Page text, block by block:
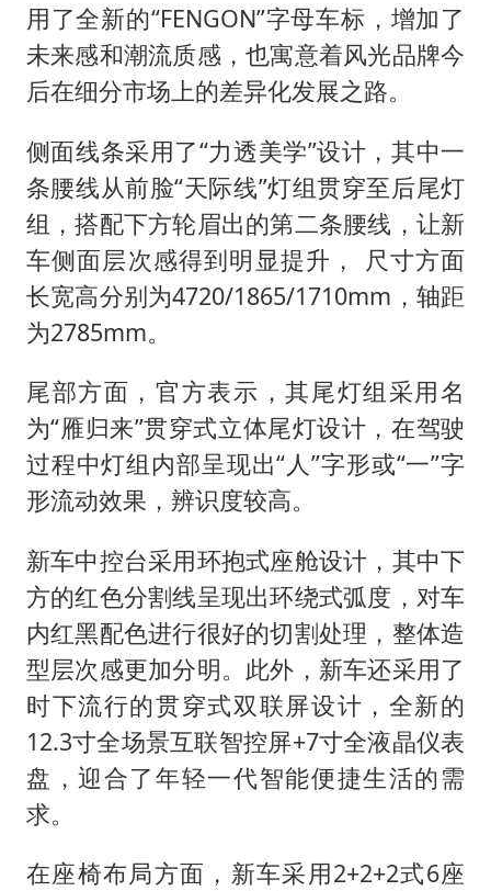
用了全新的“FENGON”字母车标，增加了
未来感和潮流质感，也寓意着风光品牌今
后在细分市场上的差异化发展之路。
侧面线条采用了“力透美学”设计，其中一
条腰线从前脸“天际线”灯组贯穿至后尾灯
组，搭配下方轮眉出的第二条腰线，让新
车侧面层次感得到明显提升， 尺寸方面
长宽高分别为4720/1865/1710mm，轴距
为2785mm。
尾部方面，官方表示，其尾灯组采用名
为“雁归来”贯穿式立体尾灯设计，在驾驶
过程中灯组内部呈现出“人”字形或“一”字
形流动效果，辨识度较高。
新车中控台采用环抱式座舱设计，其中下
方的红色分割线呈现出环绕式弧度，对车
内红黑配色进行很好的切割处理，整体造
型层次感更加分明。此外，新车还采用了
时下流行的贯穿式双联屏设计，全新的
12.3寸全场景互联智控屏+7寸全液晶仪表
盘，迎合了年轻一代智能便捷生活的需
求。
在座椅布局方面，新车采用2+2+2式6座